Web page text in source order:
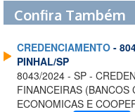
Confira Também
CREDENCIAMENTO -
PINHAL/SP
8043/2024 - SP -
FINANCEIRAS (BANCOS
ECONOMICAS E